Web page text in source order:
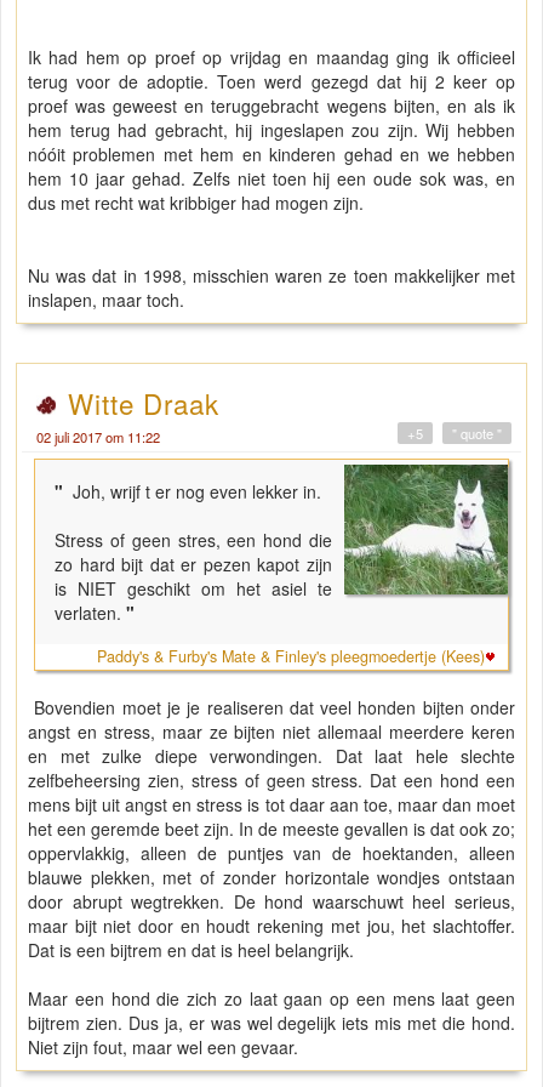
Ik had hem op proef op vrijdag en maandag ging ik officieel
terug voor de adoptie. Toen werd gezegd dat hij 2 keer op
proef was geweest en teruggebracht wegens bijten, en als ik
hem terug had gebracht, hij ingeslapen zou zijn. Wij hebben
nóóit problemen met hem en kinderen gehad en we hebben
hem 10 jaar gehad. Zelfs niet toen hij een oude sok was, en
dus met recht wat kribbiger had mogen zijn.
Nu was dat in 1998, misschien waren ze toen makkelijker met
inslapen, maar toch.
Witte Draak
02 juli 2017 om 11:22 " quote "
+5
" Joh, wrijf t er nog even lekker in.
Stress of geen stres, een hond die
zo hard bijt dat er pezen kapot zijn
is NIET geschikt om het asiel te
verlaten. "
Paddy's & Furby's Mate & Finley's pleegmoedertje (Kees)
Bovendien moet je je realiseren dat veel honden bijten onder
angst en stress, maar ze bijten niet allemaal meerdere keren
en met zulke diepe verwondingen. Dat laat hele slechte
zelfbeheersing zien, stress of geen stress. Dat een hond een
mens bijt uit angst en stress is tot daar aan toe, maar dan moet
het een geremde beet zijn. In de meeste gevallen is dat ook zo;
oppervlakkig, alleen de puntjes van de hoektanden, alleen
blauwe plekken, met of zonder horizontale wondjes ontstaan
door abrupt wegtrekken. De hond waarschuwt heel serieus,
maar bijt niet door en houdt rekening met jou, het slachtoffer.
Dat is een bijtrem en dat is heel belangrijk.
Maar een hond die zich zo laat gaan op een mens laat geen
bijtrem zien. Dus ja, er was wel degelijk iets mis met die hond.
Niet zijn fout, maar wel een gevaar.